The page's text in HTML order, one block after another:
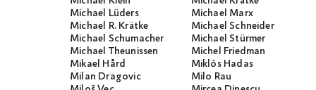
Michael Lüders
Michael Marx
Michael R. Krätke
Michael Schneider
Michael Schumacher
Michael Stürmer
Michael Theunissen
Michel Friedman
Mikael Hård
Miklós Hadas
Milan Dragovic
Milo Rau